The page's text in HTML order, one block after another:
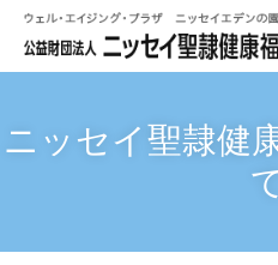
ニッセイ聖隷健